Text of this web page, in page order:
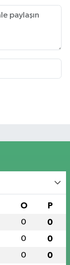
O P
0 0
0 0
0 0